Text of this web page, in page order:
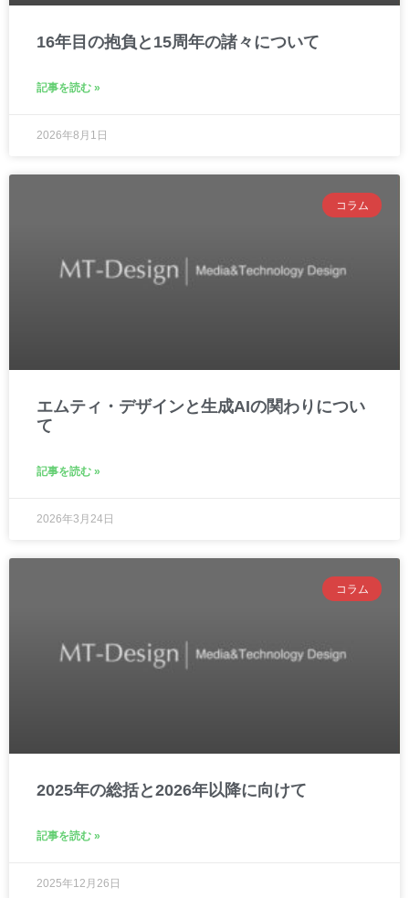
16年目の抱負と15周年の諸々について
記事を読む »
2026年8月1日
コラム
エムティ・デザインと生成AIの関わりについ
て
記事を読む »
2026年3月24日
コラム
2025年の総括と2026年以降に向けて
記事を読む »
2025年12月26日